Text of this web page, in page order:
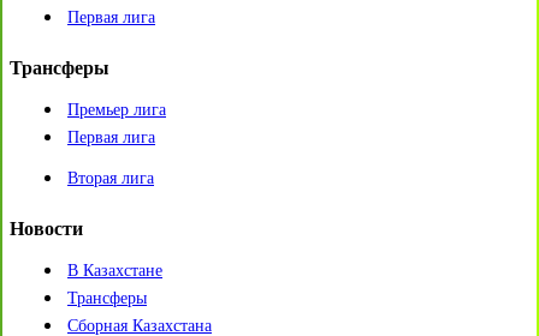
Первая лига
Трансферы
Премьер лига
Первая лига
Вторая лига
Новости
В Казахстане
Трансферы
Сборная Казахстана